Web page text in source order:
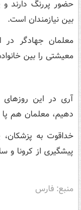
حضور پررنگ دارند
بین نیازمندان است.
معلمان جهادگر در
معیشتی را بین
آری در این
دهیم، معلمان هم
خداقوت به
پیشگیری از کرونا و
منبع: فارس